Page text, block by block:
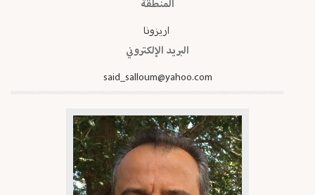
المنطقة
اريزونا
البريد الإلكتروني
said_salloum@yahoo.com